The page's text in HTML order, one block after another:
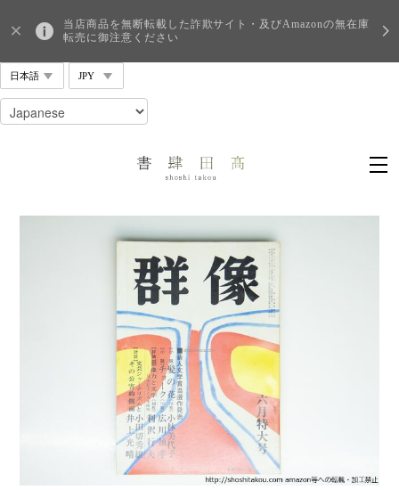
当店商品を無断転載した詐欺サイト・及びAmazonの無在庫
転売に御注意ください